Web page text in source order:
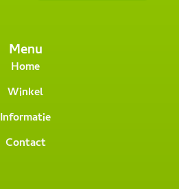
Menu
Home
Winkel
Informatie
Contact